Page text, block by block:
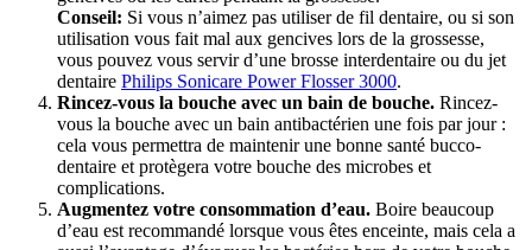
Conseil: Si vous n’aimez pas utiliser de fil dentaire, ou si son
utilisation vous fait mal aux gencives lors de la grossesse,
vous pouvez vous servir d’une brosse interdentaire ou du jet
dentaire Philips Sonicare Power Flosser 3000.
Rincez-vous la bouche avec un bain de bouche. Rincez-
vous la bouche avec un bain antibactérien une fois par jour :
cela vous permettra de maintenir une bonne santé bucco-
dentaire et protègera votre bouche des microbes et
complications.
Augmentez votre consommation d’eau. Boire beaucoup
d’eau est recommandé lorsque vous êtes enceinte, mais cela a